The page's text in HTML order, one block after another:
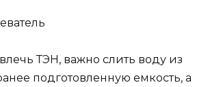
ТЭН, важно слить воду из
подготовленную емкость, а